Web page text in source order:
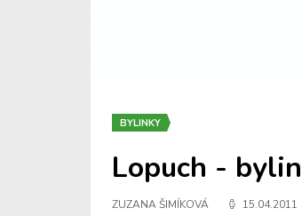
BYLINKY
Lopuch -
ZUZANA ŠIMÍKOVÁ 15.04.2011